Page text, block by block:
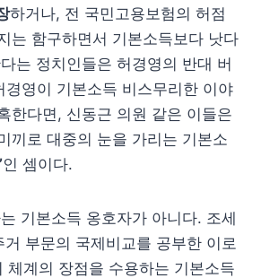
하거나, 전 국민고용보험의 허점
는 함구하면서 기본소득보다 낫다
는 정치인들은 허경영의 반대 버
경영이 기본소득 비스무리한 이야
한다면, 신동근 의원 같은 이들은
끼로 대중의 눈을 가리는 기본소
인 셈이다.
기본소득 옹호자가 아니다. 조세
부문의 국제비교를 공부한 이로
체계의 장점을 수용하는 기본소득